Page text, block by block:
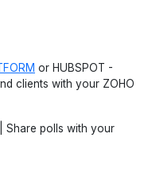
or HUBSPOT -
clients with your ZOHO
| Share polls with your